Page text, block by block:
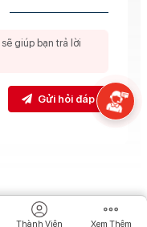
Gửi hỏi đáp
Thành Viên Xem Thêm